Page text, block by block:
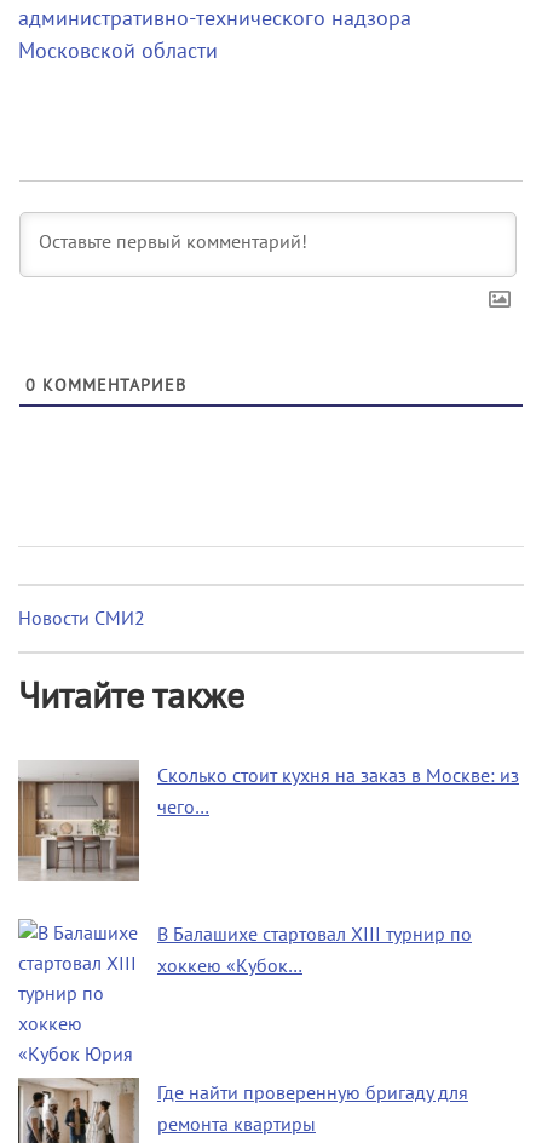
административно-технического надзора
Московской области
0 КОММЕНТАРИЕВ
Новости СМИ2
Читайте также
Сколько стоит кухня на заказ в Москве: из
чего…
В Балашихе стартовал XIII турнир по
хоккею «Кубок…
Где найти проверенную бригаду для
ремонта квартиры